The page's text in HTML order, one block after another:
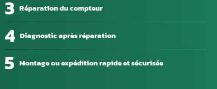
3 Réparation du compteur
4 Diagnostic après réparation
5 Montage ou expédition rapide et sécurisée